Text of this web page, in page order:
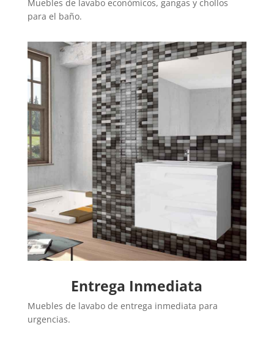
Muebles de lavabo económicos, gangas y chollos
para el baño.
Entrega Inmediata
Muebles de lavabo de entrega inmediata para
urgencias.